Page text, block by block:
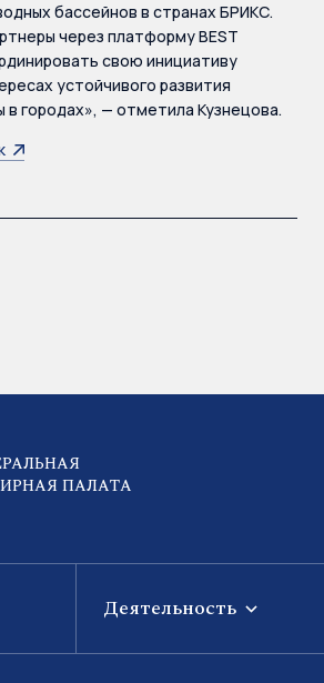
бассейнов в странах БРИКС.
через платформу BEST
свою инициативу
устойчивого развития
городах», — отметила Кузнецова.
ПАЛАТА
Деятельность